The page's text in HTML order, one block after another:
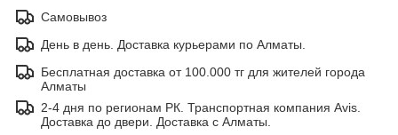
Самовывоз
День в день. Доставка курьерами по Алматы.
Бесплатная доставка от 100.000 тг для жителей города
Алматы
2-4 дня по регионам РК. Транспортная компания Avis.
Доставка до двери. Доставка с Алматы.